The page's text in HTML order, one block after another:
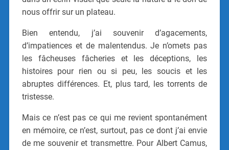
nous offrir sur un plateau.
Bien entendu, j’ai souvenir d’agacements,
d’impatiences et de malentendus. Je n’omets pas
les fâcheuses fâcheries et les déceptions, les
histoires pour rien ou si peu, les soucis et les
abruptes différences. Et, plus tard, les torrents de
tristesse.
Mais ce n’est pas ce qui me revient spontanément
en mémoire, ce n’est, surtout, pas ce dont j’ai envie
de me souvenir et transmettre. Pour Albert Camus,